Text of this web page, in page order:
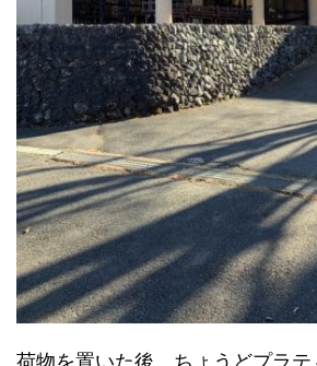
荷物を置いた後、ちょうどプラ